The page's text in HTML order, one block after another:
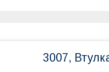
3007,